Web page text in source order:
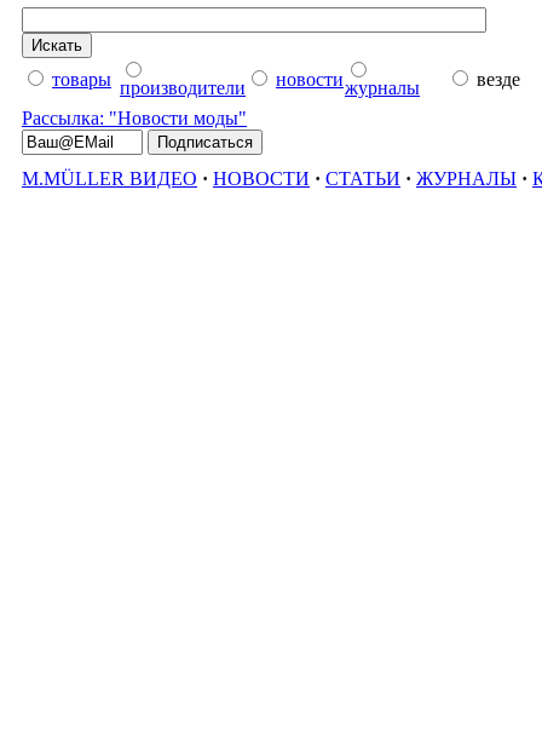
товары производители новостижурналы
везде
Рассылка: "Новости моды"
M.MÜLLER ВИДЕО · НОВОСТИ · СТАТЬИ · ЖУРНАЛЫ ·